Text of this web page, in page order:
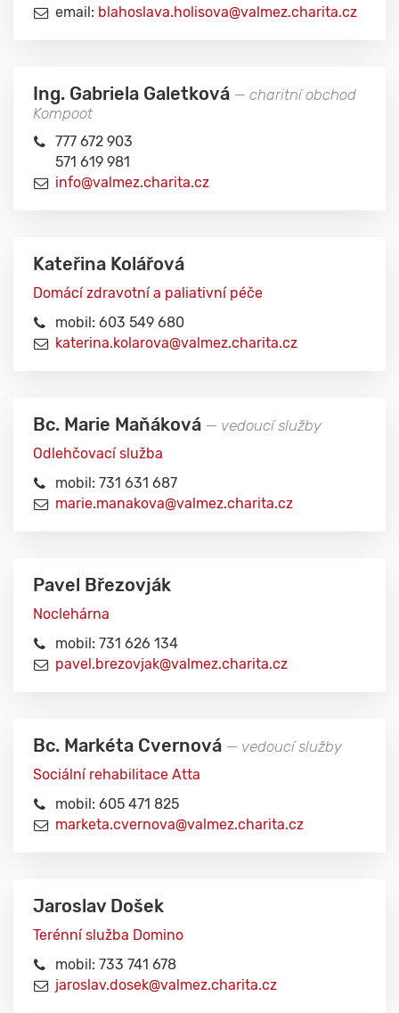
email: blahoslava.holisova@valmez.charita.cz
Ing. Gabriela Galetková — charitní obchod
Kompoot
777 672 903
571 619 981
info@valmez.charita.cz
Kateřina Kolářová
Domácí zdravotní a paliativní péče
mobil: 603 549 680
katerina.kolarova@valmez.charita.cz
Bc. Marie Maňáková — vedoucí služby
Odlehčovací služba
mobil: 731 631 687
marie.manakova@valmez.charita.cz
Pavel Březovják
Noclehárna
mobil: 731 626 134
pavel.brezovjak@valmez.charita.cz
Bc. Markéta Cvernová — vedoucí služby
Sociální rehabilitace Atta
mobil: 605 471 825
marketa.cvernova@valmez.charita.cz
Jaroslav Došek
Terénní služba Domino
mobil: 733 741 678
jaroslav.dosek@valmez.charita.cz